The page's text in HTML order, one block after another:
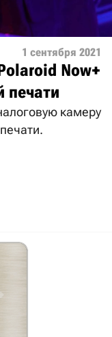
1 сентября 2021
Now+
печати
камеру